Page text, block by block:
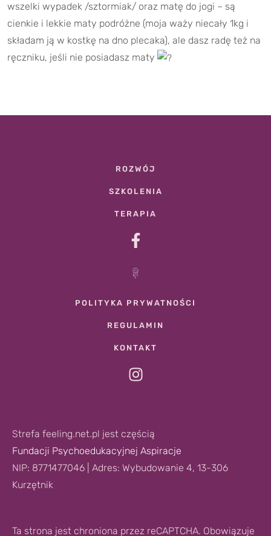
wszelki wypadek /sztormiak/ oraz matę do jogi – są
cienkie i lekkie maty podróżne (moja waży niecały 1kg i
składam ją w kostkę na dno plecaka), ale dasz radę też na
ręczniku, jeśli nie posiadasz maty
ROZWÓJ
SZKOLENIA
TERAPIA
POLITYKA PRYWATNOŚCI
REGULAMIN
KONTAKT
Strefa feeling.net.pl jest częścią
Fundacji Psychoedukacyjnej Aspiracje
NIP: 8771477046 | Adres: Wybudowanie 4, 13-306
Kurzętnik
Ta strona jest chroniona przez reCAPTCHA. Obowiązuje